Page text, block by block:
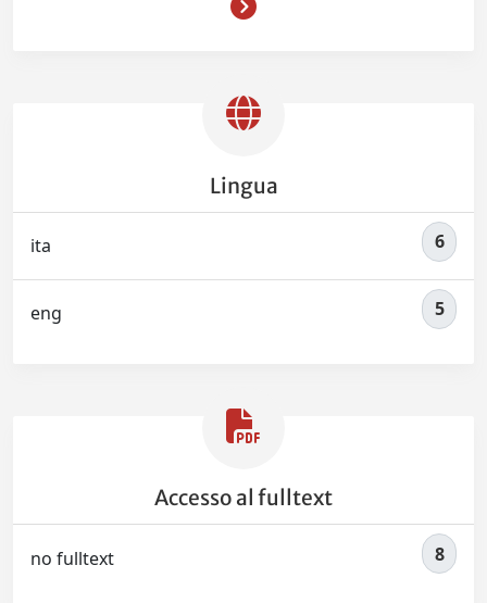
Lingua
ita 6
eng 5
Accesso al fulltext
no fulltext 8